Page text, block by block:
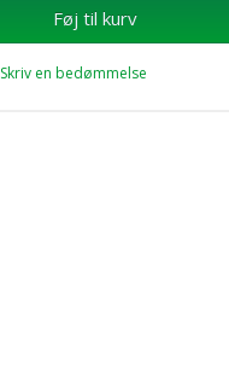
Føj til kurv
Skriv en bedømmelse